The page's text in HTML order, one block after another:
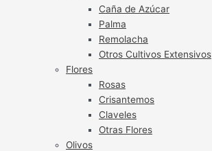
Caña de Azúcar
Palma
Remolacha
Otros Cultivos Extensivos
Flores
Rosas
Crisantemos
Claveles
Otras Flores
Olivos